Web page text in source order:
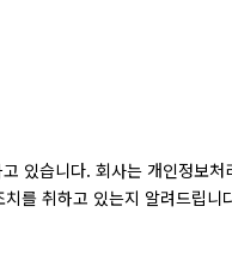
있습니다. 회사는 개인정보처
를 취하고 있는지 알려드립니